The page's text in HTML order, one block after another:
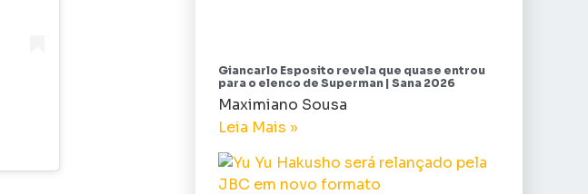
Giancarlo Esposito revela que quase entrou
para o elenco de Superman | Sana 2026
Maximiano Sousa
Leia Mais »